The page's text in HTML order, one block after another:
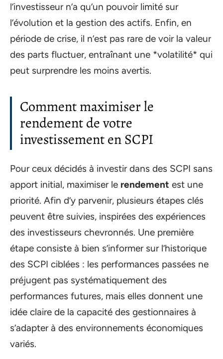
l’investisseur n’a qu’un pouvoir limité sur
l’évolution et la gestion des actifs. Enfin, en
période de crise, il n’est pas rare de voir la valeur
des parts fluctuer, entraînant une *volatilité* qui
peut surprendre les moins avertis.
Comment maximiser le
rendement de votre
investissement en SCPI
Pour ceux décidés à investir dans des SCPI sans
apport initial, maximiser le rendement est une
priorité. Afin d’y parvenir, plusieurs étapes clés
peuvent être suivies, inspirées des expériences
des investisseurs chevronnés. Une première
étape consiste à bien s’informer sur l’historique
des SCPI ciblées : les performances passées ne
préjugent pas systématiquement des
performances futures, mais elles donnent une
idée claire de la capacité des gestionnaires à
s’adapter à des environnements économiques
variés.